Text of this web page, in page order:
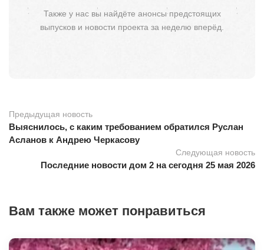
Также у нас вы найдёте анонсы предстоящих
выпусков и новости проекта за неделю вперёд.
Предыдущая новость
Выяснилось, с каким требованием обратился Руслан
Асланов к Андрею Черкасову
Следующая новость
Последние новости дом 2 на сегодня 25 мая 2026
Вам также может понравиться